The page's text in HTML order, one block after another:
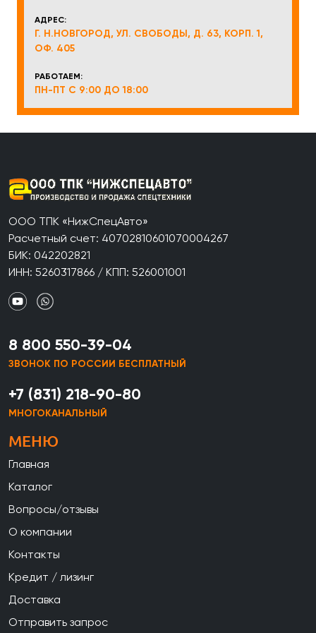
АДРЕС:
Г. Н.НОВГОРОД, УЛ. СВОБОДЫ, Д. 63, КОРП. 1,
ОФ. 405
РАБОТАЕМ:
ПН-ПТ С 9:00 ДО 18:00
ООО ТПК «НижСпецАвто»
Расчетный счет: 40702810601070004267
БИК: 042202821
ИНН: 5260317866 / КПП: 526001001
8 800 550-39-04
ЗВОНОК ПО РОССИИ БЕСПЛАТНЫЙ
+7 (831) 218-90-80
МНОГОКАНАЛЬНЫЙ
МЕНЮ
Главная
Каталог
Вопросы/отзывы
О компании
Контакты
Кредит / лизинг
Доставка
Отправить запрос